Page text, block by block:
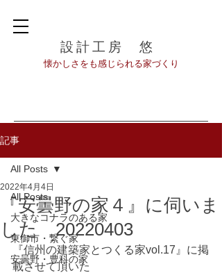
設計工房 悠
​懐かしさをも感じられる家づくり
記事
All Posts
大きなコナラのある家
東御市・繋ぐ家
安曇野・豊科の家
All Posts
『安曇野の家４』に伺いま
した 20220403
2022年4月4日
『信州の建築家とつくる家vol.17』に掲
載させて頂いた